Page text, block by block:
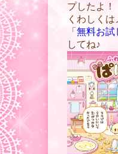
プしたよ！
くわしく
「 無料お試
してね♪